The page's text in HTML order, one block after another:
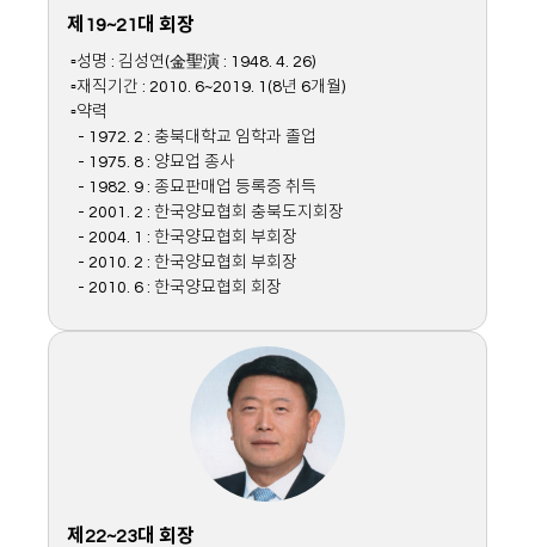
제19~21대 회장
▫성명 : 김성연(金聖演 : 1948. 4. 26)
▫재직기간 : 2010. 6~2019. 1(8년 6개월)
▫약력
- 1972. 2 : 충북대학교 임학과 졸업
- 1975. 8 : 양묘업 종사
- 1982. 9 : 종묘판매업 등록증 취득
- 2001. 2 : 한국양묘협회 충북도지회장
- 2004. 1 : 한국양묘협회 부회장
- 2010. 2 : 한국양묘협회 부회장
- 2010. 6 : 한국양묘협회 회장
제22~23대 회장